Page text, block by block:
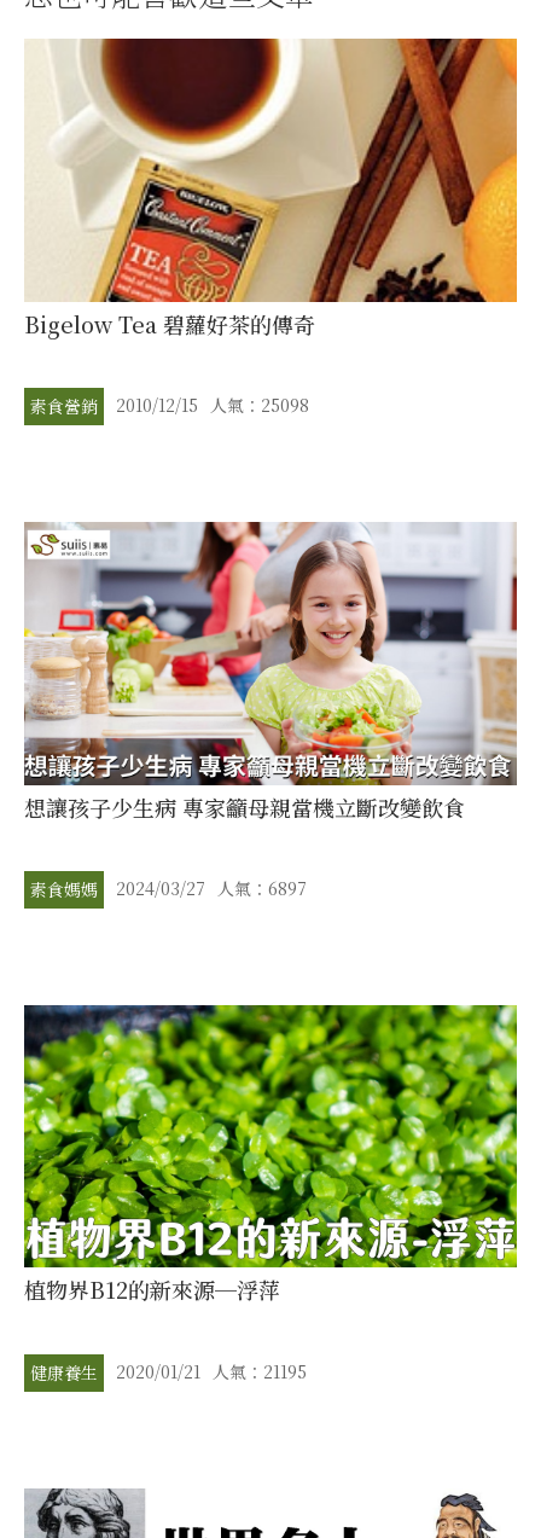
Bigelow Tea 碧蘿好茶的傳奇
素食營銷 2010/12/15 人氣：25098
想讓孩子少生病 專家籲母親當機立斷改變飲食
素食媽媽 2024/03/27 人氣：6897
植物界B12的新來源─浮萍
健康養生 2020/01/21 人氣：21195